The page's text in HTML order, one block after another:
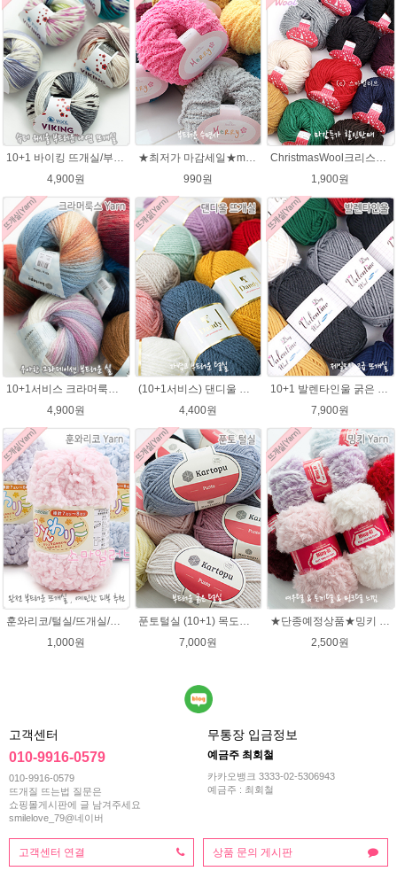
4,900원
990원
1,900원
10+1서비스 크라머룩스 털실/부드러운 나염뜨개실 목도리뜨개질 수입 그라데이션털실
4,900원
(10+1서비스) 댄디울 뜨개실 프리미어울 뜨개질실 목도리뜨개질실
4,400원
10+1 발렌타인울 굵은 뜨개실/뜨개질실/손뜨개실/목도리털실/제일모직뜨개실
7,900원
훈와리코/털실/뜨개실/뜨개질실/손뜨개실/목도리털실/뜨게실/뜨게질/손뜨개질실
1,000원
7,000원
2,500원
고객센터
010-9916-0579
010-9916-0579
뜨개질 뜨는법 질문은
쇼핑몰게시판에 글 남겨주세요
smilelove_79@네이버
무통장 입금정보
예금주 최회철
카카오뱅크 3333-02-5306943
예금주 : 최회철
고객센터 연결 상품 문의 게시판